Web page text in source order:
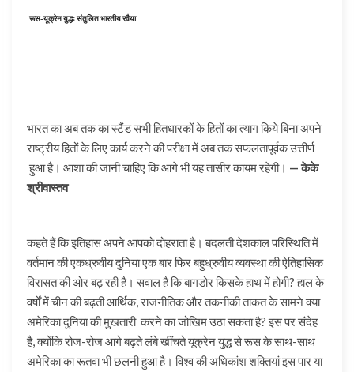
रूस-यूक्रेन युद्धः संतुलित भारतीय रवैया
भारत का अब तक का स्टैंड सभी हितधारकों के हितों का त्याग किये बिना अपने
राष्ट्रीय हितों के लिए कार्य करने की परीक्षा में अब तक सफलतापूर्वक उत्तीर्ण
हुआ है। आशा की जानी चाहिए कि आगे भी यह तासीर कायम रहेगी। — केके
श्रीवास्तव
कहते हैं कि इतिहास अपने आपको दोहराता है। बदलती देशकाल परिस्थिति में
वर्तमान की एकध्रुवीय दुनिया एक बार फिर बहुध्रुवीय व्यवस्था की ऐतिहासिक
विरासत की ओर बढ़ रही है। सवाल है कि बागडोर किसके हाथ में होगी? हाल के
वर्षों में चीन की बढ़ती आर्थिक, राजनीतिक और तकनीकी ताकत के सामने क्या
अमेरिका दुनिया की मुखतारी करने का जोखिम उठा सकता है? इस पर संदेह
है, क्योंकि रोज-रोज आगे बढ़ते लंबे खींचते यूक्रेन युद्ध से रूस के साथ-साथ
अमेरिका का रूतवा भी छलनी हुआ है। विश्व की अधिकांश शक्तियां इस पार या